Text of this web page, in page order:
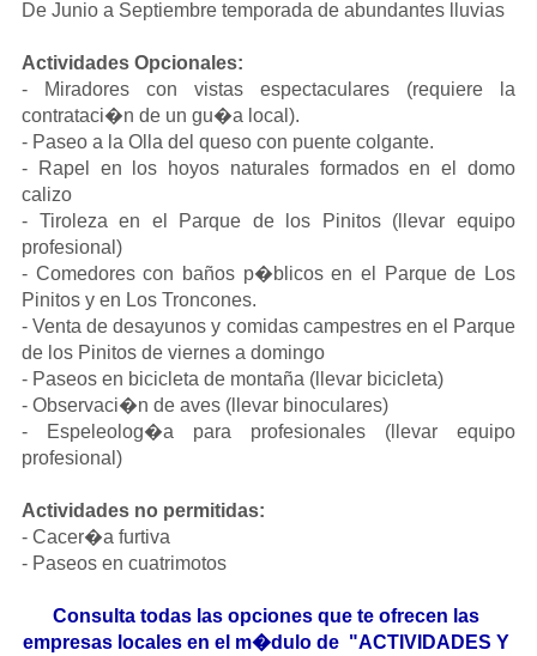
De Junio a Septiembre temporada de abundantes lluvias
Actividades Opcionales:
- Miradores con vistas espectaculares (requiere la
contrataci�n de un gu�a local).
- Paseo a la Olla del queso con puente colgante.
- Rapel en los hoyos naturales formados en el domo
calizo
- Tiroleza en el Parque de los Pinitos (llevar equipo
profesional)
- Comedores con baños p�blicos en el Parque de Los
Pinitos y en Los Troncones.
- Venta de desayunos y comidas campestres en el Parque
de los Pinitos de viernes a domingo
- Paseos en bicicleta de montaña (llevar bicicleta)
- Observaci�n de aves (llevar binoculares)
- Espeleolog�a para profesionales (llevar equipo
profesional)
Actividades no permitidas:
- Cacer�a furtiva
- Paseos en cuatrimotos
Consulta todas las opciones que te ofrecen las
empresas locales en el m�dulo de  "ACTIVIDADES Y